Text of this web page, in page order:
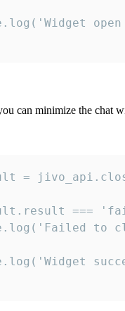
can minimize the chat
=
===
to